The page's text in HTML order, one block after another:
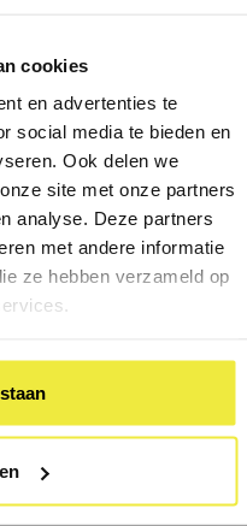
cookies
en advertenties te
social media te bieden en
Ook delen we
site met onze partners
analyse. Deze partners
met andere informatie
ze hebben verzameld op
vrijheid.
Amsterdam
met verschillende
met traditioneel
en jenaplan. Maar
onderwijsconcepten,
combineert EGO
die bepaalde
hebben overgenomen.